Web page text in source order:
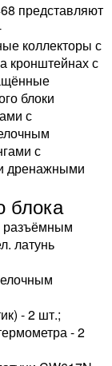
представляют
коллекторы с
кронштейнах с
блоки
с
с
дренажными
блока
разъёмным
латунь
- 2 шт.;
- 2